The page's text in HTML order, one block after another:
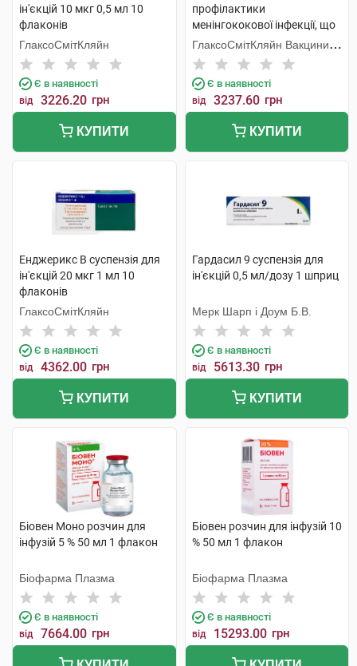
ін'єкцій 10 мкг 0,5 мл 10
флаконів
ГлаксоСмітКляйн
Є в наявності
від 3226.20 грн
КУПИТИ
профілактики
менінгококової інфекції, що
викликається серогрупою В
суспензія для ін'єкцій 0,5 мл
1 шприц
ГлаксоСмітКляйн Вакцини
С.Р.Л.
Є в наявності
від 3237.60 грн
КУПИТИ
Енджерикс B суспензія для
ін'єкцій 20 мкг 1 мл 10
флаконів
ГлаксоСмітКляйн
Є в наявності
від 4362.00 грн
КУПИТИ
Гардасил 9 суспензія для
ін'єкцій 0,5 мл/дозу 1 шприц
Мерк Шарп і Доум Б.В.
Є в наявності
від 5613.30 грн
КУПИТИ
Біовен Моно розчин для
інфузій 5 % 50 мл 1 флакон
Біофарма Плазма
Є в наявності
від 7664.00 грн
Біовен розчин для інфузій 10
% 50 мл 1 флакон
Біофарма Плазма
Є в наявності
від 15293.00 грн